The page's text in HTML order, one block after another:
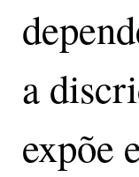
a
expõe